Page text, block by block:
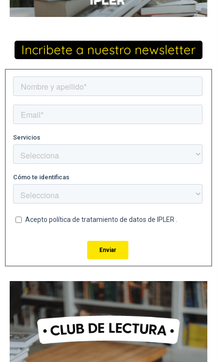
Incribete a nuestro newsletter